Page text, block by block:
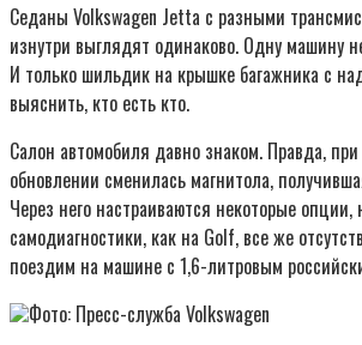
Седаны Volkswagen Jetta с разными
изнутри выглядят одинаково. Одну машину
И только шильдик на крышке багажника с
выяснить, кто есть кто.
Салон автомобиля давно знаком. Правда,
обновлении сменилась магнитола,
Через него настраиваются некоторые
самодиагностики, как на Golf, все же
поездим на машине с 1,6-литровым
Фото: Пресс-служба Volkswagen